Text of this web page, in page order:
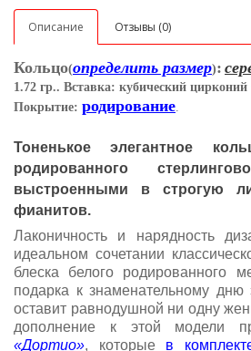
Описание Отзывы (0)
Кольцо(определить размер):
1.72 гр.. Вставка: кубический цирконий
Покрытие: родирование.
Тоненькое элегантное
родированного
выстроенными в строгую
фианитов.
Лаконичность и нарядность
идеальном сочетании
блеска белого родированного
подарка к знаменательному дню
оставит равнодушной ни одну
дополнение к этой модели
«Дортио», которые в